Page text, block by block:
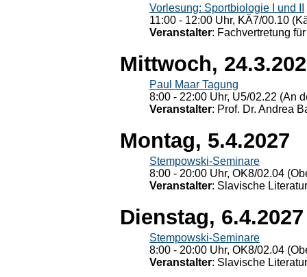
Vorlesung: Sportbiologie I und II
11:00 - 12:00 Uhr, KÄ7/00.10
Veranstalter: Fachvertretung
Mittwoch,
Paul Maar Tagung
8:00 - 22:00 Uhr, U5/02.22 (An
Veranstalter: Prof. Dr. Andrea
Montag, 5.4.2027
Stempowski-Seminare
8:00 - 20:00 Uhr, OK8/02.04
Veranstalter: Slavische
Dienstag, 6.4.2027
Stempowski-Seminare
8:00 - 20:00 Uhr, OK8/02.04
Veranstalter: Slavische